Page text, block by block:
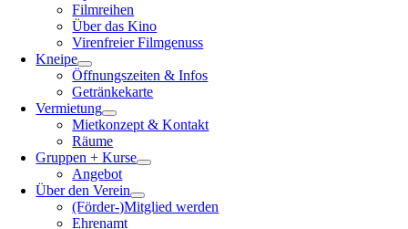
Filmreihen
Über das Kino
Virenfreier Filmgenuss
Kneipe
Öffnungszeiten & Infos
Getränkekarte
Vermietung
Mietkonzept & Kontakt
Räume
Gruppen + Kurse
Angebot
Über den Verein
(Förder-)Mitglied werden
Ehrenamt